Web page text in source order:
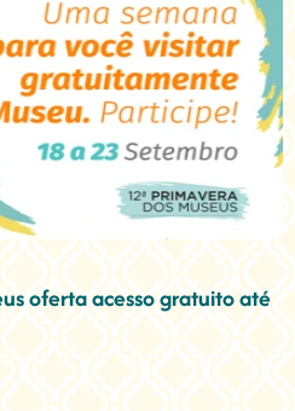
oferta acesso gratuito até